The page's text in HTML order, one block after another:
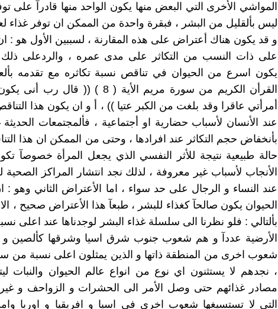
المواشي الأخرى التي البعض منها يكون الواحد منها قادرآ على
ليس بألقليل من البشر ، فبقرة واحدة من الممكن ان توفر غذاء
و قد يكون هناك أعتراض على هذه المقارنة ، لسببين الأول هو : ان
على ذات النسب من التكاثر على مدى عمره ، والردعلى ذلك
يكون اسرع من الحيوان في تناقص نسبة تكاثره مع تقدمه
القرأن الكريم من سورة مريم الأية ( 8 )
أمرأتي عاقرا وقد بلغت من الكبر عتيا )) ، أ و ان يكون هذا
عند الأنسان لأسباب حضارية او أجتماعية ، فألمجتمعات الحديثة
بأنخفاض حجم التكاثر عند افرادها ، وحتى من الممكن ان هذا
حالة طبيعية نتيجة للأثر النفسي الذي يجعل المرأة خصوصآ
الأنجاب لأسباب غير معروفة ، لذلك نجد انتشار المراكز الصحية
عند النساء و الرجال على حد سواء ، اما الأعتراض الثاني وهو
الحيوان يكون صالحآ كغذاء للبشر ، طبعآ هذا الأعتراض صحيح ،
بألتالي : فلو نظرنا الى سلسلة غذاء البشر لوجدناها عند اعلى
الأرضية عددآ و هم شعوب جنوب شرق اسيا وشرقها كألصين و
شعوب اخرى من المنطقة ذاتها و الذين يمثلون اعلى نسبة من
، نجدهم لا يستثنون اي نوع من انواع عالم الحيوان والنبات
مصادر غذائهم حتى وصل الأمر الى الحشرات و الزواحف و غير
التي لا تستسيغها شعوب اخرى في اسيا و افريقيا و اوربا